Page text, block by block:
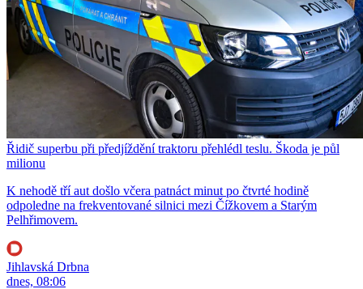
Řidič superbu při předjíždění traktoru přehlédl teslu. Škoda je půl
milionu
K nehodě tří aut došlo včera patnáct minut po čtvrté hodině
odpoledne na frekventované silnici mezi Čížkovem a Starým
Pelhřimovem.
Jihlavská Drbna
dnes, 08:06